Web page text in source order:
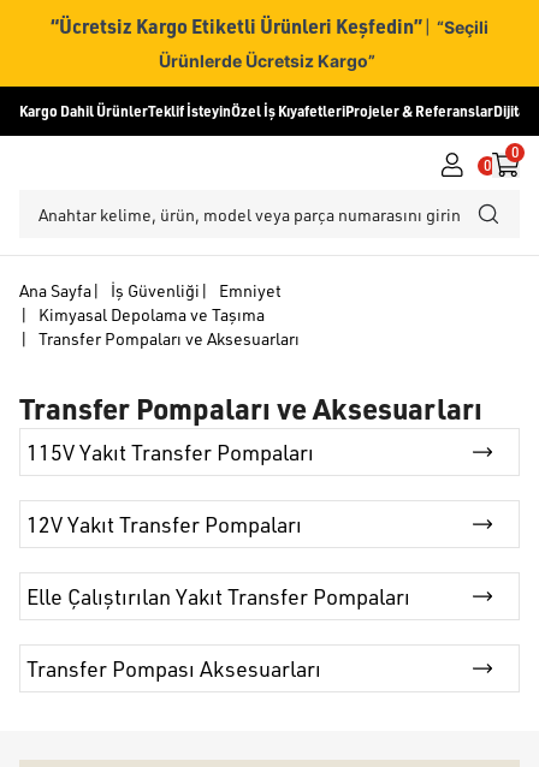
“Ücretsiz Kargo Etiketli Ürünleri Keşfedin” | “Seçili
Ürünlerde Ücretsiz Kargo”
Kargo Dahil ÜrünlerTeklif İsteyinÖzel İş KıyafetleriProjeler & ReferanslarDijital
0
0
Ana Sayfa| İş Güvenliği |
Emniyet
|
Kimyasal Depolama ve Taşıma
|
Transfer Pompaları ve Aksesuarları
Transfer Pompaları ve Aksesuarları
115V Yakıt Transfer Pompaları
12V Yakıt Transfer Pompaları
Elle Çalıştırılan Yakıt Transfer Pompaları
Transfer Pompası Aksesuarları